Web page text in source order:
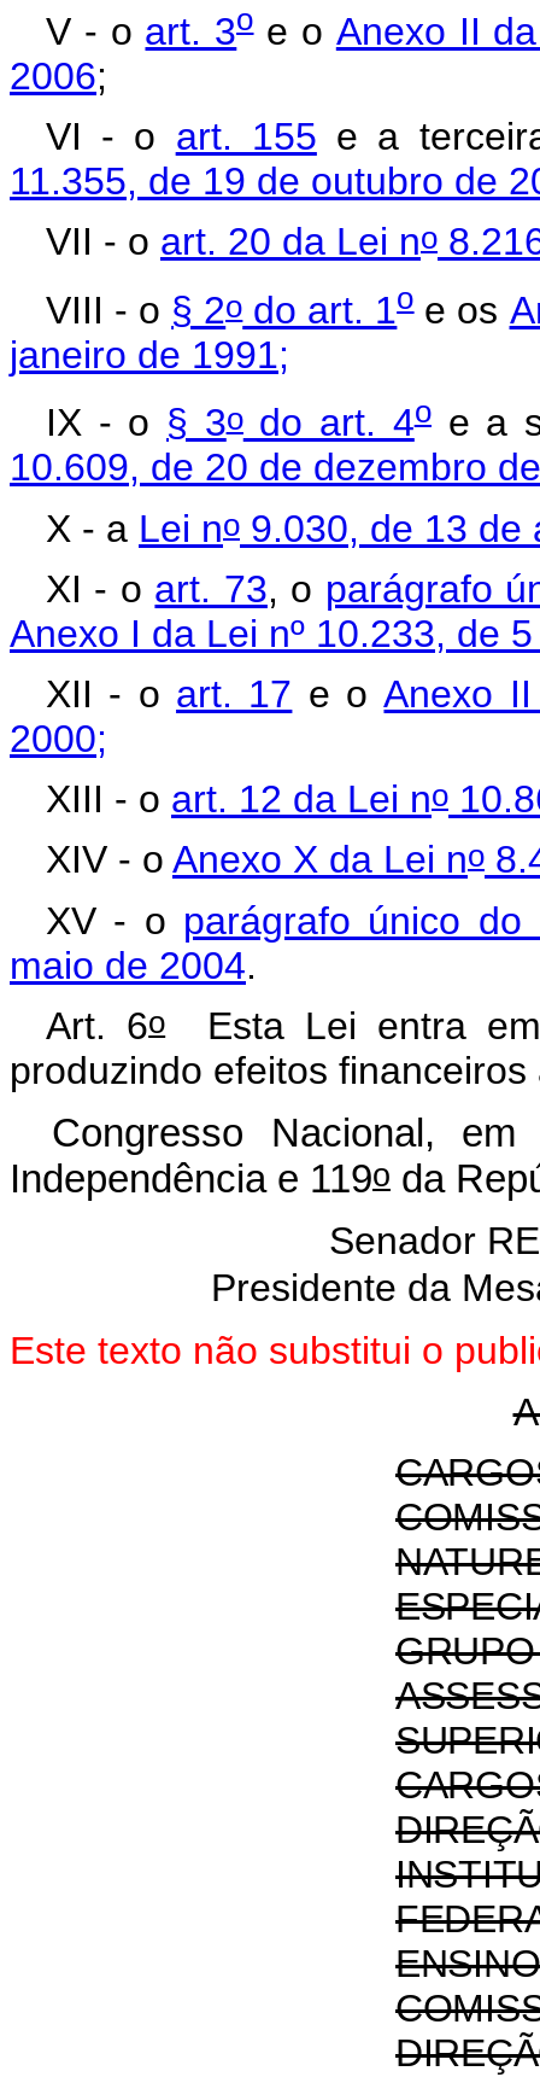
V - o art. 3oe o Anexo II
2006;
VI - o art. 155 e a
11.355, de 19 de outubro de
VII - o art. 20 da Lei no
VIII - o § 2odo art. 1oe os
janeiro de 1991;
IX - o § 3odo art. 4oe a
10.609, de 20 de dezembro
X - a Lei no 9.030, de 13 de
XI - o art. 73, o parágrafo
Anexo I da Lei nº 10.233, de
XII - o art. 17 e oAnexo
2000;
XIII - o art. 12 da Lei no
XIV - o Anexo X da Lei no
XV - o parágrafo único
maio de 2004.
Art. 6o
Esta Lei entra
produzindo efeitos
Congresso Nacional,
Independência e 119o da
Senador
Presidente da
Este texto não substitui o